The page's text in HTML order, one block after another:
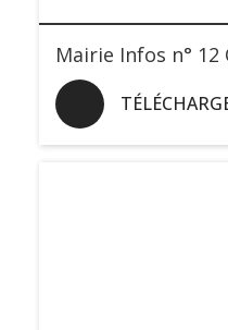
Mairie Infos n°